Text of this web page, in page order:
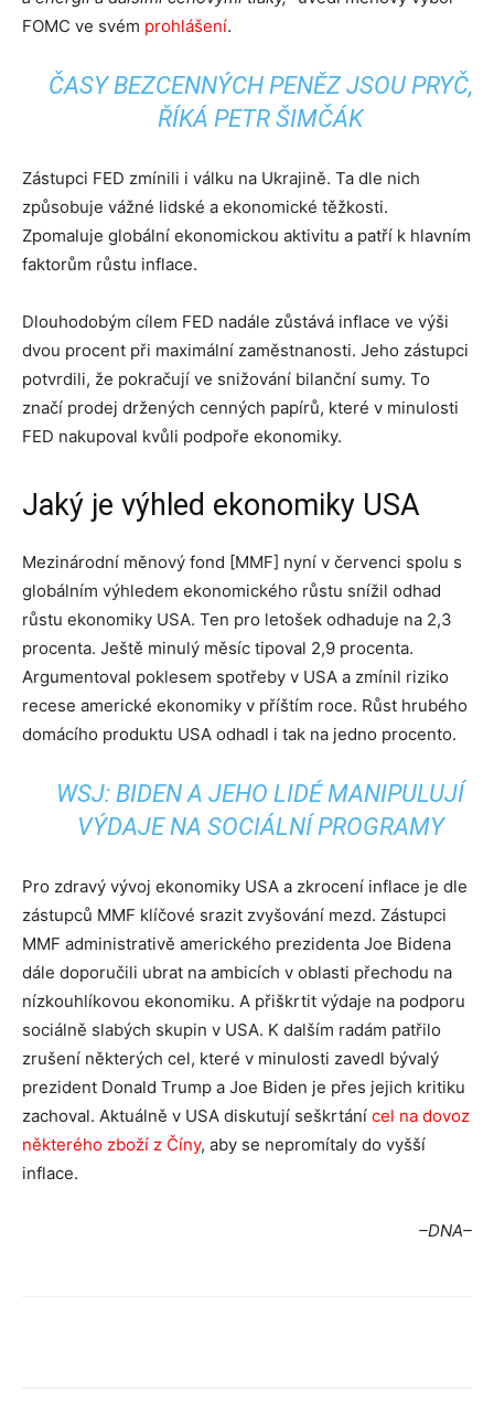
FOMC ve svém prohlášení.
ČASY BEZCENNÝCH PENĚZ JSOU PRYČ,
ŘÍKÁ PETR ŠIMČÁK
Zástupci FED zmínili i válku na Ukrajině. Ta dle nich
způsobuje vážné lidské a ekonomické těžkosti.
Zpomaluje globální ekonomickou aktivitu a patří k hlavním
faktorům růstu inflace.
Dlouhodobým cílem FED nadále zůstává inflace ve výši
dvou procent při maximální zaměstnanosti. Jeho zástupci
potvrdili, že pokračují ve snižování bilanční sumy. To
značí prodej držených cenných papírů, které v minulosti
FED nakupoval kvůli podpoře ekonomiky.
Jaký je výhled ekonomiky USA
Mezinárodní měnový fond [MMF] nyní v červenci spolu s
globálním výhledem ekonomického růstu snížil odhad
růstu ekonomiky USA. Ten pro letošek odhaduje na 2,3
procenta. Ještě minulý měsíc tipoval 2,9 procenta.
Argumentoval poklesem spotřeby v USA a zmínil riziko
recese americké ekonomiky v příštím roce. Růst hrubého
domácího produktu USA odhadl i tak na jedno procento.
WSJ: BIDEN A JEHO LIDÉ MANIPULUJÍ
VÝDAJE NA SOCIÁLNÍ PROGRAMY
Pro zdravý vývoj ekonomiky USA a zkrocení inflace je dle
zástupců MMF klíčové srazit zvyšování mezd. Zástupci
MMF administrativě amerického prezidenta Joe Bidena
dále doporučili ubrat na ambicích v oblasti přechodu na
nízkouhlíkovou ekonomiku. A přiškrtit výdaje na podporu
sociálně slabých skupin v USA. K dalším radám patřilo
zrušení některých cel, které v minulosti zavedl bývalý
prezident Donald Trump a Joe Biden je přes jejich kritiku
zachoval. Aktuálně v USA diskutují seškrtání cel na dovoz
některého zboží z Číny, aby se nepromítaly do vyšší
inflace.
–DNA–